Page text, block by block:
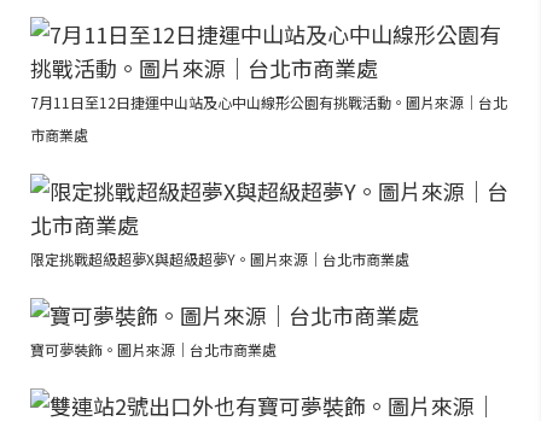
7月11日至12日捷運中山站及心中山線形公園有挑戰活動。圖片來源｜台北
市商業處
限定挑戰超級超夢X與超級超夢Y。圖片來源｜台北市商業處
寶可夢裝飾。圖片來源｜台北市商業處